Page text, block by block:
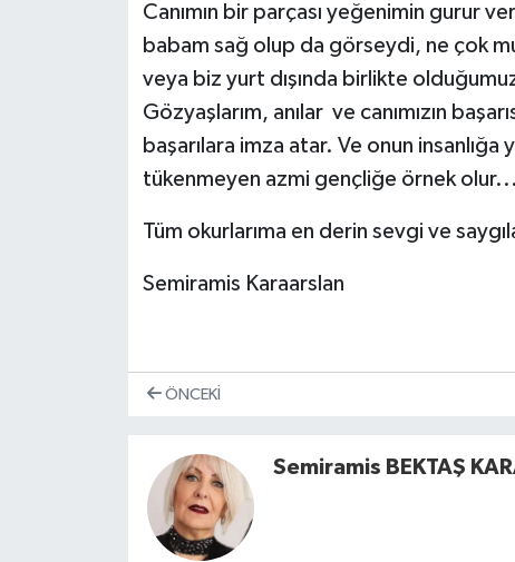
Canımın bir parçası yeğenimin gurur
babam sağ olup da görseydi, ne çok
veya biz yurt dışında birlikte
Gözyaşlarım, anılar ve canımızın
başarılara imza atar. Ve onun
tükenmeyen azmi gençliğe örnek
Tüm okurlarıma en derin sevgi ve
Semiramis Karaarslan
ÖNCEKI
Semiramis BEKTAŞ